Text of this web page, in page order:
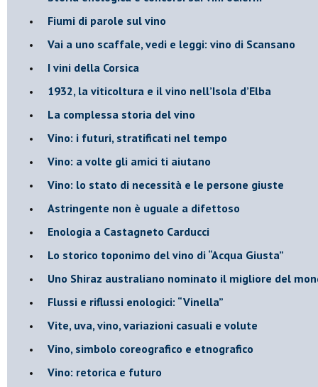
Fiumi di parole sul vino
​Vai a uno scaffale, vedi e leggi: vino di Scansano
​I vini della Corsica
​1932, la viticoltura e il vino nell’Isola d’Elba
​La complessa storia del vino
​Vino: i futuri, stratificati nel tempo
Vino: a volte gli amici ti aiutano
Vino: lo stato di necessità e le persone giuste
​Astringente non è uguale a difettoso
Enologia a Castagneto Carducci
Lo storico toponimo del vino di “Acqua Giusta”
Uno Shiraz australiano nominato il migliore del
​Flussi e riflussi enologici: “Vinella”
Vite, uva, vino, variazioni casuali e volute
Vino, simbolo coreografico e etnografico
​Vino: retorica e futuro